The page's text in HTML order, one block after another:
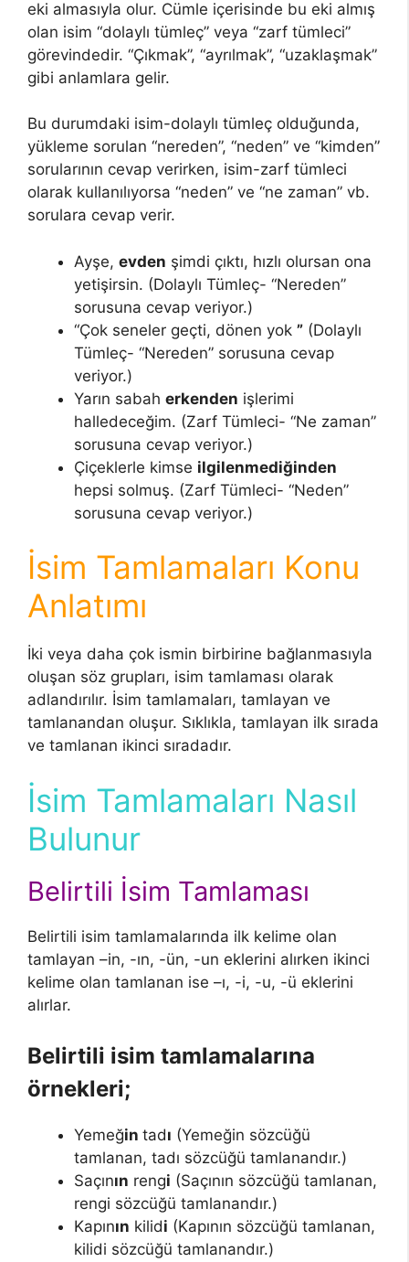
eki almasıyla olur. Cümle içerisinde bu eki almış
olan isim “dolaylı tümleç” veya “zarf tümleci”
görevindedir. “Çıkmak”, “ayrılmak”, “uzaklaşmak”
gibi anlamlara gelir.
Bu durumdaki isim-dolaylı tümleç olduğunda,
yükleme sorulan “nereden”, “neden” ve “kimden”
sorularının cevap verirken, isim-zarf tümleci
olarak kullanılıyorsa “neden” ve “ne zaman” vb.
sorulara cevap verir.
Ayşe, evden şimdi çıktı, hızlı olursan ona
yetişirsin. (Dolaylı Tümleç- “Nereden”
sorusuna cevap veriyor.)
“Çok seneler geçti, dönen yok ” (Dolaylı
Tümleç- “Nereden” sorusuna cevap
veriyor.)
Yarın sabah erkenden işlerimi
halledeceğim. (Zarf Tümleci- “Ne zaman”
sorusuna cevap veriyor.)
Çiçeklerle kimse ilgilenmediğinden
hepsi solmuş. (Zarf Tümleci- “Neden”
sorusuna cevap veriyor.)
İsim Tamlamaları Konu
Anlatımı
İki veya daha çok ismin birbirine bağlanmasıyla
oluşan söz grupları, isim tamlaması olarak
adlandırılır. İsim tamlamaları, tamlayan ve
tamlanandan oluşur. Sıklıkla, tamlayan ilk sırada
ve tamlanan ikinci sıradadır.
İsim Tamlamaları Nasıl
Bulunur
Belirtili İsim Tamlaması
Belirtili isim tamlamalarında ilk kelime olan
tamlayan –in, -ın, -ün, -un eklerini alırken ikinci
kelime olan tamlanan ise –ı, -i, -u, -ü eklerini
alırlar.
Belirtili isim tamlamalarına
örnekleri;
Yemeğin tadı (Yemeğin sözcüğü
tamlanan, tadı sözcüğü tamlanandır.)
Saçının rengi (Saçının sözcüğü tamlanan,
rengi sözcüğü tamlanandır.)
Kapının kilidi (Kapının sözcüğü tamlanan,
kilidi sözcüğü tamlanandır.)